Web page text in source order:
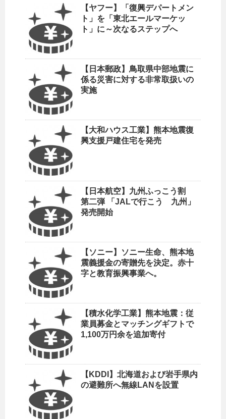
【ヤフー】「復興デパートメン
ト」を「東北エールマーケッ
ト」に～次なるステップへ
【日本郵政】鳥取県中部地震に
係る災害に対する非常取扱いの
実施
【大和ハウス工業】熊本地震復
興支援戸建住宅を発売
【日本航空】九州ふっこう割
第二弾 「JALで行こう 九州」
発売開始
【ソニー】ソニー生命、熊本地
震義援金の寄贈先を決定。赤十
字と教育振興事業へ。
【積水化学工業】熊本地震：従
業員募金とマッチングギフトで
1,100万円余を追加寄付
【KDDI】北海道および岩手県内
の避難所へ無線LANを設置